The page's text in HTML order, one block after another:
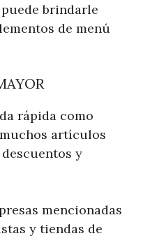
brindarle
de menú
rápida como
artículos
y
mencionadas
y tiendas de